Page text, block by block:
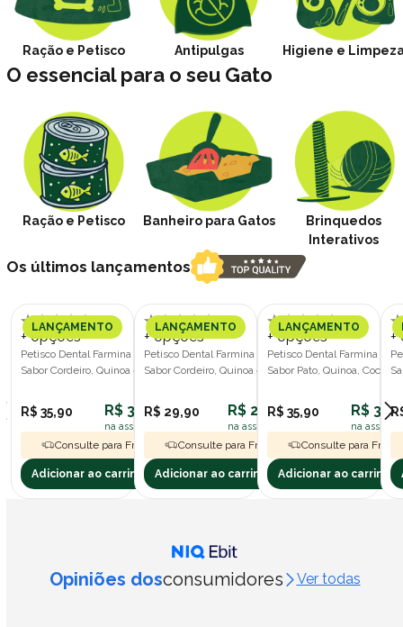
Ração e Petisco Antipulgas Higiene e
O essencial para o seu Gato
Ração e Petisco Banheiro para Gatos
Brinquedos
Interativos
Os últimos lançamentos
+ opções
Petisco Dental Farmina N&D Quinoa
Sabor Cordeiro, Quinoa e Hortelã
R$ 35,90 R$ 32,31
na assinatura polipet
Consulte para Frete Grátis
Adicionar ao carrinho
LANÇAMENTO
+ opções
Petisco Dental Farmina N&D Quinoa
Sabor Cordeiro, Quinoa e Hortelã
R$ 29,90 R$ 26,91
na assinatura polipet
Consulte para Frete Grátis
Adicionar ao carrinho
LANÇAMENTO
+ opções
Petisco Dental Farmina
Sabor Pato, Quinoa, Coco e
R$ 35,90 R$
na
Consulte para Frete
Adicionar ao carrinho
LANÇAMENTO
+
Opiniões dosconsumidores Ver todas